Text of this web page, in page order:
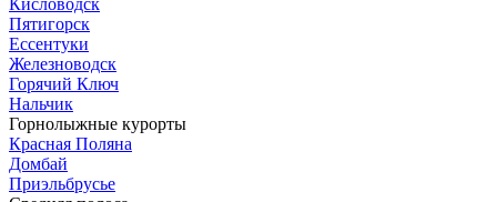
Кисловодск
Пятигорск
Ессентуки
Железноводск
Горячий Ключ
Нальчик
Горнолыжные курорты
Красная Поляна
Домбай
Приэльбрусье